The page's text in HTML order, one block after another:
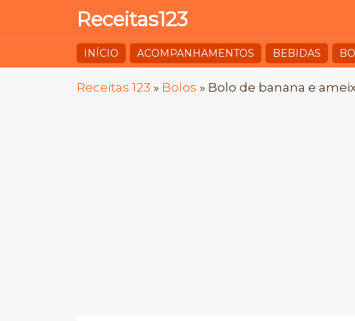
Receitas123
INÍCIO ACOMPANHAMENTOS BEBIDAS
Receitas 123 » Bolos » Bolo de banana e